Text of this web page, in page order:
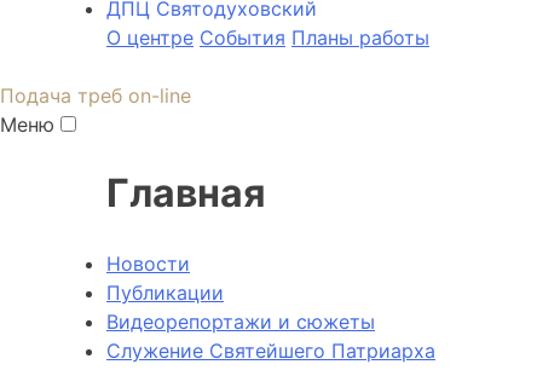
ДПЦ Святодуховский
О центре События Планы работы
Подача треб on-line
Меню
Главная
Новости
Публикации
Видеорепортажи и сюжеты
Служение Святейшего Патриарха